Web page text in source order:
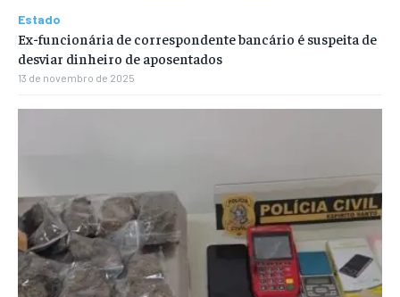
Estado
Ex-funcionária de correspondente bancário é suspeita de
desviar dinheiro de aposentados
13 de novembro de 2025